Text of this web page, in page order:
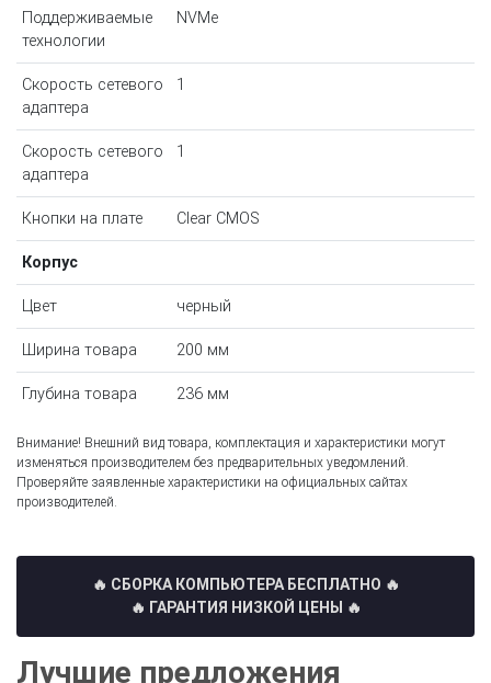
Поддерживаемые
технологии
NVMe
Скорость сетевого
адаптера
1
Скорость сетевого
адаптера
1
Кнопки на плате Clear CMOS
Корпус
Цвет черный
Ширина товара 200 мм
Глубина товара 236 мм
Внимание! Внешний вид товара, комплектация и характеристики могут
изменяться производителем без предварительных уведомлений.
Проверяйте заявленные характеристики на официальных сайтах
производителей.
🔥 СБОРКА КОМПЬЮТЕРА БЕСПЛАТНО 🔥
🔥 ГАРАНТИЯ НИЗКОЙ ЦЕНЫ 🔥
Лучшие предложения